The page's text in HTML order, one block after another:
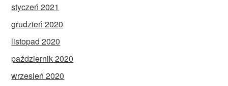
styczeń 2021
grudzień 2020
listopad 2020
październik 2020
wrzesień 2020